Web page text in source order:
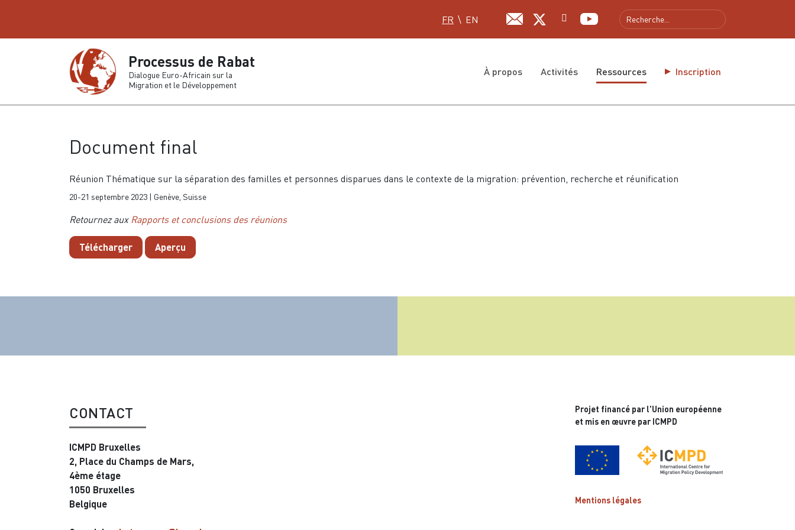
Sélectionnez votre langue
FR EN
Processus de Rabat
Dialogue Euro-Africain sur la
Migration et le Développement
À propos Activités Ressources Inscription
Document final
Réunion Thématique sur la séparation des familles et personnes disparues dans le contexte de la migration: prévention, recherche et réunification
20-21 septembre 2023 | Genève, Suisse
Retournez aux Rapports et conclusions des réunions
Télécharger Aperçu
CONTACT
ICMPD Bruxelles
2, Place du Champs de Mars,
4ème étage
1050 Bruxelles
Belgique
Projet financé par l'Union européenne
et mis en œuvre par ICMPD
Mentions légales